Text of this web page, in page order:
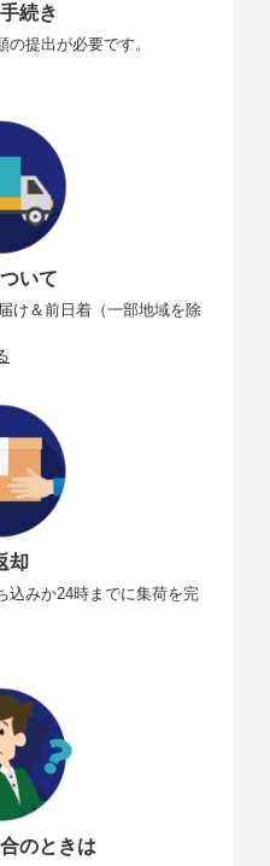
続き
提出が必要です。
いて
け＆前日着（一部地域を除
却
込みか24時までに集荷を完
のときは